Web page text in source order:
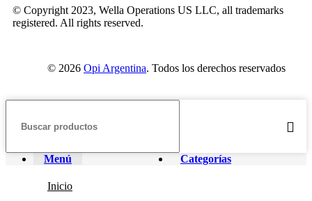
© Copyright 2023, Wella Operations US LLC, all trademarks
registered. All rights reserved.
© 2026 Opi Argentina. Todos los derechos reservados
Menú Categorías
Inicio